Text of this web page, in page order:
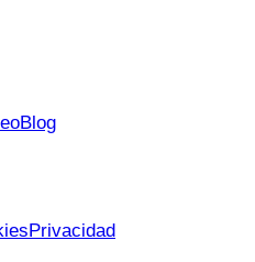
Blog
Privacidad